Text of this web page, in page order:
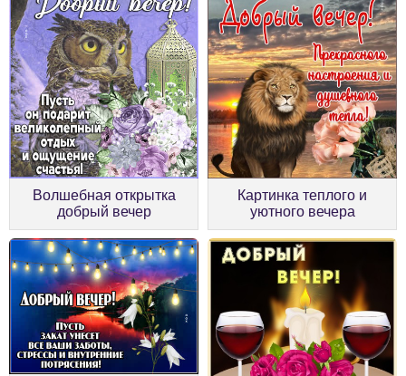
Волшебная открытка
добрый вечер
Картинка теплого и
уютного вечера